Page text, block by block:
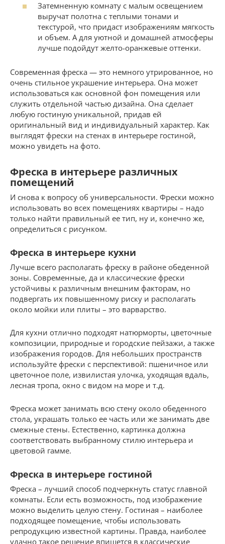
Затемненную комнату с малым освещением
выручат полотна с теплыми тонами и
текстурой, что придаст изображениям мягкость
и объем. А для уютной и домашней атмосферы
лучше подойдут желто-оранжевые оттенки.
Современная фреска — это немного утрированное, но
очень стильное украшение интерьера. Она может
использоваться как основной фон помещения или
служить отдельной частью дизайна. Она сделает
любую гостиную уникальной, придав ей
оригинальный вид и индивидуальный характер. Как
выглядят фрески на стенах в интерьере гостиной,
можно увидеть на фото.
Фреска в интерьере различных
помещений
И снова к вопросу об универсальности. Фрески можно
использовать во всех помещениях квартиры – надо
только найти правильный ее тип, ну и, конечно же,
определиться с рисунком.
Фреска в интерьере кухни
Лучше всего располагать фреску в районе обеденной
зоны. Современные, да и классические фрески
устойчивы к различным внешним факторам, но
подвергать их повышенному риску и располагать
около мойки или плиты – это варварство.
Для кухни отлично подходят натюрморты, цветочные
композиции, природные и городские пейзажи, а также
изображения городов. Для небольших пространств
используйте фрески с перспективой: пшеничное или
цветочное поле, извилистая улочка, уходящая вдаль,
лесная тропа, окно с видом на море и т.д.
Фреска может занимать всю стену около обеденного
стола, украшать только ее часть или же занимать две
смежные стены. Естественно, картинка должна
соответствовать выбранному стилю интерьера и
цветовой гамме.
Фреска в интерьере гостиной
Фреска – лучший способ подчеркнуть статус главной
комнаты. Если есть возможность, под изображение
можно выделить целую стену. Гостиная – наиболее
подходящее помещение, чтобы использовать
репродукцию известной картины. Правда, наиболее
удачно такое решение впишется в классические